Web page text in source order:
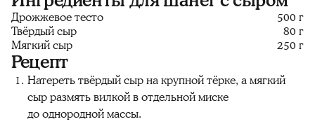
Дрожжевое тесто
500 г
Твёрдый сыр
80 г
Мягкий сыр
250 г
Рецепт
Натереть твёрдый сыр на крупной тёрке, а мягкий
сыр размять вилкой в отдельной миске
до однородной массы.